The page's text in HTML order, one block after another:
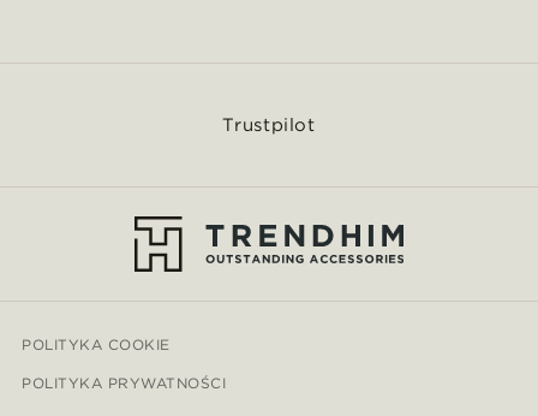
Trustpilot
POLITYKA COOKIE
POLITYKA PRYWATNOŚCI